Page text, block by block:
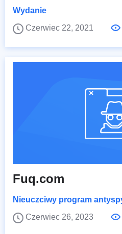
Wydanie
Czerwiec 22, 2021
Fuq.com
Nieuczciwy program
Czerwiec 26, 2023